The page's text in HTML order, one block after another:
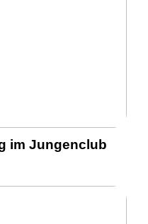
im Jungenclub